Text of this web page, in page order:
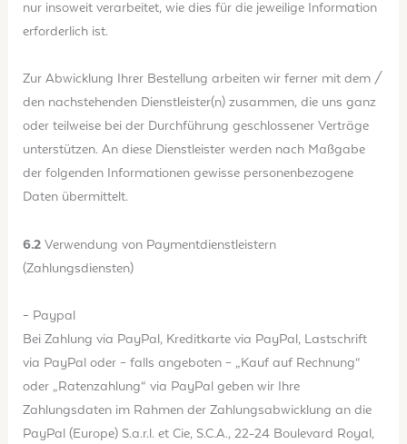
nur insoweit verarbeitet, wie dies für die jeweilige Information
erforderlich ist.
Zur Abwicklung Ihrer Bestellung arbeiten wir ferner mit dem /
den nachstehenden Dienstleister(n) zusammen, die uns ganz
oder teilweise bei der Durchführung geschlossener Verträge
unterstützen. An diese Dienstleister werden nach Maßgabe
der folgenden Informationen gewisse personenbezogene
Daten übermittelt.
6.2 Verwendung von Paymentdienstleistern
(Zahlungsdiensten)
– Paypal
Bei Zahlung via PayPal, Kreditkarte via PayPal, Lastschrift
via PayPal oder – falls angeboten – „Kauf auf Rechnung“
oder „Ratenzahlung“ via PayPal geben wir Ihre
Zahlungsdaten im Rahmen der Zahlungsabwicklung an die
PayPal (Europe) S.a.r.l. et Cie, S.C.A., 22-24 Boulevard Royal,